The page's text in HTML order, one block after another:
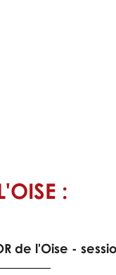
:
de l'Oise -